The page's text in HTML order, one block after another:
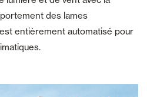
des lames
entièrement automatisé pour